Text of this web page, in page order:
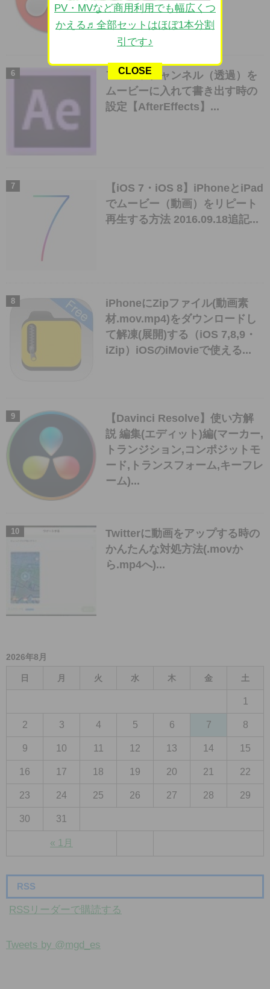
し・素材の再接続...
アルファチャンネル（透過）を
ムービーに入れて書き出す時の
設定【AfterEffects】...
【iOS 7・iOS 8】iPhoneとiPad
でムービー（動画）をリピート
再生する方法 2016.09.18追記...
iPhoneにZipファイル(動画素
材.mov.mp4)をダウンロードし
て解凍(展開)する（iOS 7,8,9・
iZip）iOSのiMovieで使える...
【Davinci Resolve】使い方解
説 編集(エディット)編(マーカー,
トランジション,コンポジットモ
ード,トランスフォーム,キーフレ
ーム)...
Twitterに動画をアップする時の
かんたんな対処方法(.movか
ら.mp4へ)...
2026年8月
日 月 火 水 木 金 土
« 1月
1
2 3 4 5 6 7 8
9 10 11 12 13 14 15
16 17 18 19 20 21 22
23 24 25 26 27 28 29
30 31
RSS
RSSリーダーで購読する
Tweets by @mgd_es
PV・MVなど商用利用でも幅広くつ
かえる♬全部セットはほぼ1本分割
引です♪
CLOSE